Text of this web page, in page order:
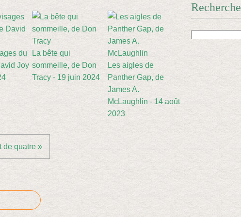
du
Joy
La bête qui
sommeille, de Don
Tracy - 19 juin 2024
Les aigles de
Panther Gap, de
James A.
McLaughlin - 14 août
2023
de quatre »
Recherche